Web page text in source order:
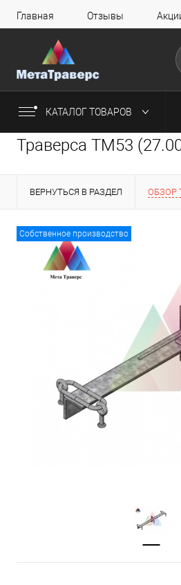
Главная Отзывы
КАТАЛОГ ТОВАРОВ
Траверса ТМ53
ВЕРНУТЬСЯ В РАЗДЕЛ ОБЗОР
Собственное производство